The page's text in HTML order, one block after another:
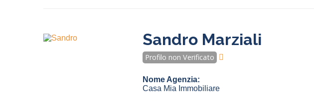
Sandro Marziali
Profilo non Verificato
Nome Agenzia:
Casa Mia Immobiliare